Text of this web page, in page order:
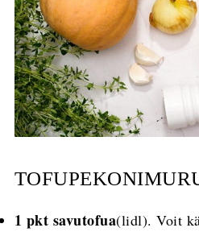
1 pkt savutofua(lidl). Voit